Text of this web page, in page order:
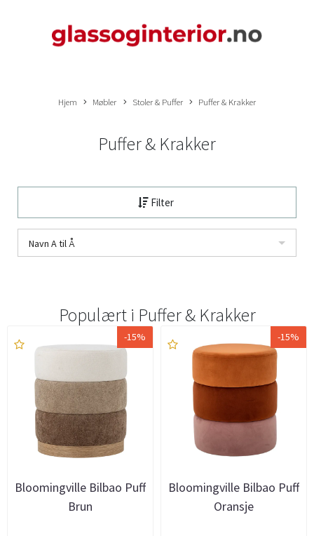
Hjem Møbler Stoler & Puffer Puffer & Krakker
Puffer & Krakker
Filter
Navn A til Å
Populært i Puffer & Krakker
-15%
Bloomingville Bilbao Puff
Brun
-15%
Bloomingville Bilbao Puff
Oransje